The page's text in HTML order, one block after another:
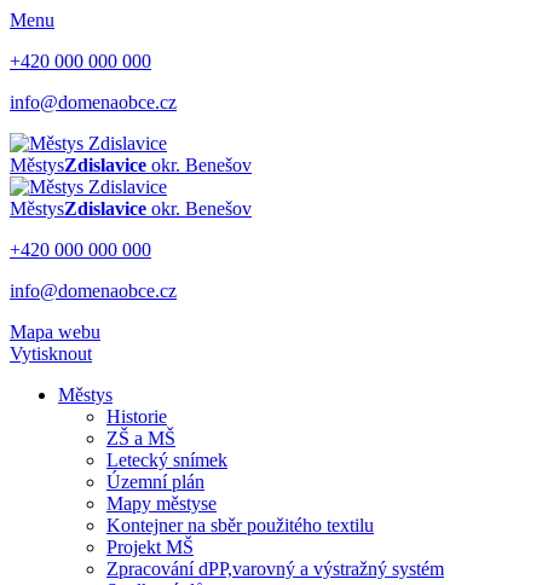
Menu
+420 000 000 000
info@domenaobce.cz
MěstysZdislavice okr. Benešov
MěstysZdislavice okr. Benešov
+420 000 000 000
info@domenaobce.cz
Mapa webu
Vytisknout
Městys
Historie
ZŠ a MŠ
Letecký snímek
Územní plán
Mapy městyse
Kontejner na sběr použitého textilu
Projekt MŠ
Zpracování dPP,varovný a výstražný systém